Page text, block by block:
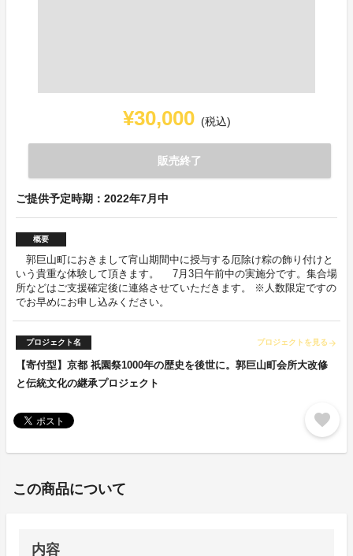
¥30,000 (税込)
販売終了
ご提供予定時期：2022年7月中
概要
郭巨山町におきまして宵山期間中に授与する厄除け粽の飾り付けと
いう貴重な体験して頂きます。 7月3日午前中の実施分です。集合場
所などはご支援確定後に連絡させていただきます。 ※人数限定ですの
でお早めにお申し込みください。
プロジェクト名 プロジェクトを見る arrow_forward
【寄付型】京都 祇園祭1000年の歴史を後世に。郭巨山町会所大改修
と伝統文化の継承プロジェクト
favorite
この商品について
内容